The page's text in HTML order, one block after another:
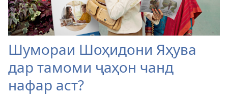
Шумораи Шоҳидони Яҳува
дар тамоми ҷаҳон чанд
нафар аст?